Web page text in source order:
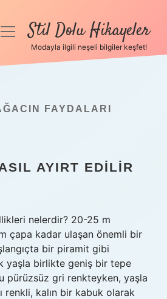
menüyüStil Dolu Hikayeler
Modayla ilgili neşeli bilgiler keşfet!
FAYDALARI
AYIRT EDILIR
nelerdir? 20-25 m
çapa kadar ulaşan önemli bir
bir piramit gibi
yaşla birlikte geniş bir tepe
pürüzsüz gri renkteyken, yaşla
renkli, kalın bir kabuk olarak